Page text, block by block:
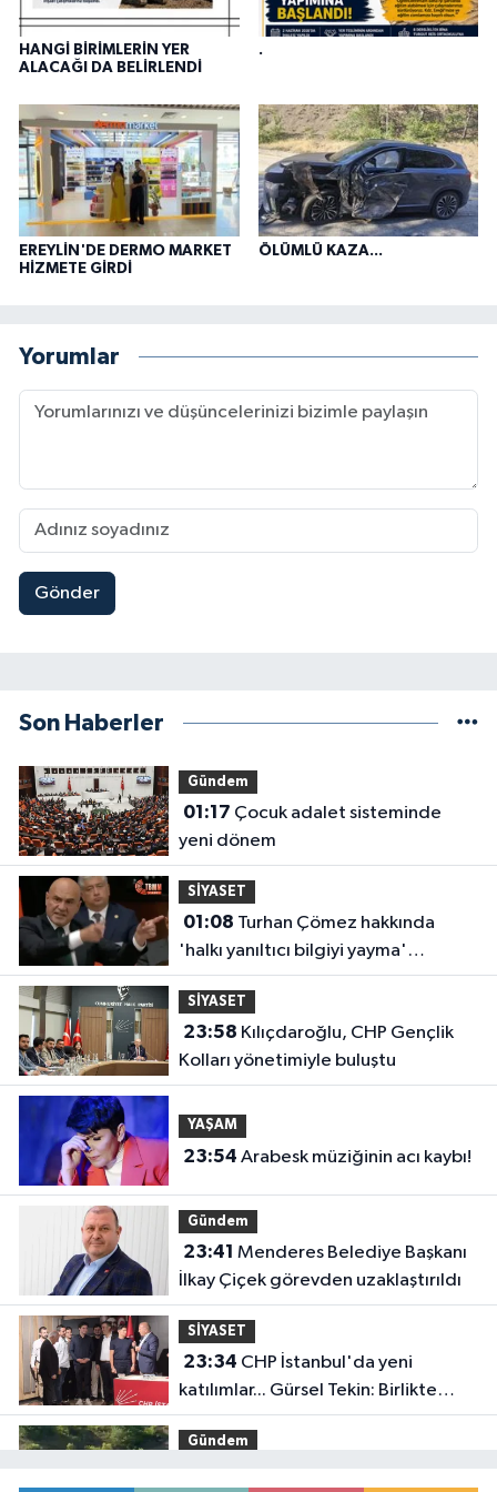
HANGİ BİRİMLERİN YER
ALACAĞI DA BELİRLENDİ
.
EREYLİN'DE DERMO MARKET
HİZMETE GİRDİ
ÖLÜMLÜ KAZA...
Yorumlar
Gönder
Son Haberler
Gündem
01:17
yeni dönem
SİYASET
01:08
'halkı yanıltıcı bilgiyi yayma'
soruşturması
SİYASET
23:58
Kolları yönetimiyle buluştu
YAŞAM
23:54 Arabesk müziğinin acı kaybı!
Gündem
23:41
İlkay Çiçek görevden uzaklaştırıldı
SİYASET
23:34
katılımlar... Gürsel Tekin: Birlikte
başaracağız
Gündem